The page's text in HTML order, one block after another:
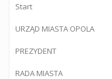
Start
URZĄD MIASTA OPOLA
PREZYDENT
RADA MIASTA